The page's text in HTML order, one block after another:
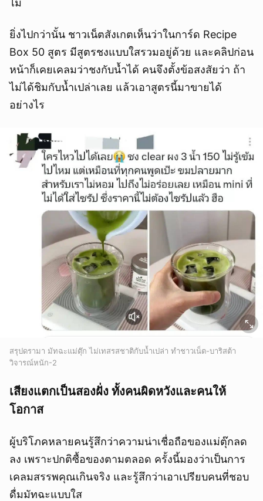
ยิ่งไปกว่านั้น ชาวเน็ตสังเกตเห็นว่าในการ์ด Recipe
Box 50 สูตร มีสูตรชงแบบใสรวมอยู่ด้วย และคลิปก่อน
หน้าก็เคยเคลมว่าชงกับน้ำได้ คนจึงตั้งข้อสงสัยว่า ถ้า
ไม่ได้ชิมกับน้ำเปล่าเลย แล้วเอาสูตรนี้มาขายได้
อย่างไร
สรุปดรามา มัทฉะแม่ตุ๊ก ไม่เทสรสชาติกับน้ำเปล่า ทำชาวเน็ต-บาริสต้า
วิจารณ์หนัก-2
เสียงแตกเป็นสองฝั่ง ทั้งคนผิดหวังและคนให้
โอกาส
ผู้บริโภคหลายคนรู้สึกว่าความน่าเชื่อถือของแม่ตุ๊กลด
ลง เพราะปกติซื้อของตามตลอด ครั้งนี้มองว่าเป็นการ
เคลมสรรพคุณเกินจริง และรู้สึกว่าเอาเปรียบคนที่ชอบ
ดื่มมัทฉะแบบใส